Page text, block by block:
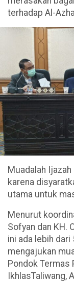
terhadap Al-
Muadalah
karena
utama untuk
Menurut
Sofyan dan KH.
ini ada lebih
mengajukan
Pondok Termas
IkhlasTaliwang,